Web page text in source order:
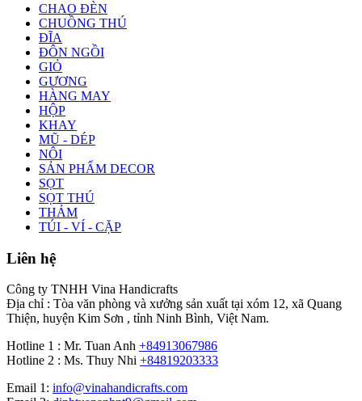
CHAO ĐÈN
CHUỒNG THÚ
ĐĨA
ĐÔN NGỒI
GIỎ
GƯƠNG
HÀNG MAY
HỘP
KHAY
MŨ - DÉP
NÔI
SẢN PHẨM DECOR
SỌT
SỌT THÚ
THẢM
TÚI - VÍ - CẶP
Liên hệ
Công ty TNHH Vina Handicrafts
Địa chỉ : Tòa văn phòng và xưởng sản xuất tại xóm 12, xã Quang
Thiện, huyện Kim Sơn , tỉnh Ninh Bình, Việt Nam.
Hotline 1 : Mr. Tuan Anh +84913067986
Hotline 2 : Ms. Thuy Nhi +84819203333
Email 1: info@vinahandicrafts.com